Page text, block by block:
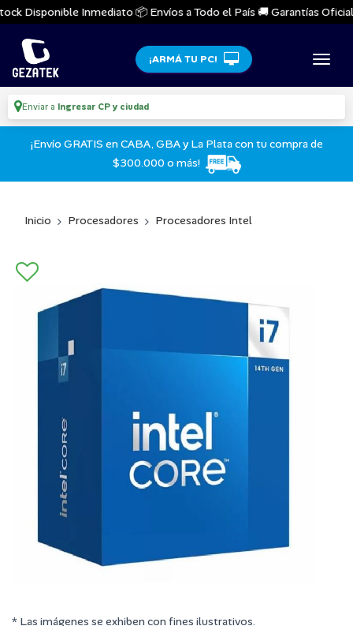
Disponible Inmediato 📦 Envíos a Todo el País 🚚 Garantías
¡ARMÁ TU PC!
Enviar a Ingresar CP y ciudad
¡Envío GRATIS en CABA, GBA y La Plata con tu compra de
$300.000 o más!
Inicio Procesadores Procesadores Intel
* Las imágenes se exhiben con fines ilustrativos.